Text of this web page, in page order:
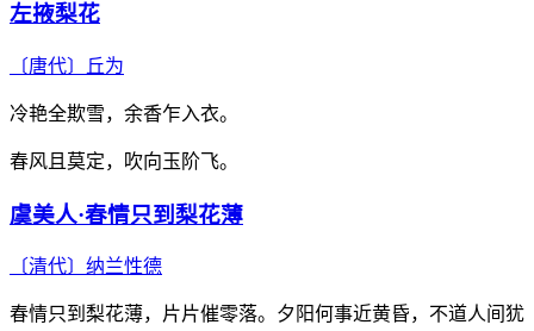
左掖梨花
〔唐代〕 丘为
冷艳全欺雪，余香乍入衣。
春风且莫定，吹向玉阶飞。
虞美人·春情只到梨花薄
〔清代〕 纳兰性德
春情只到梨花薄，片片催零落。夕阳何事近黄昏，不道人间犹